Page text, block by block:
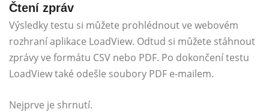
Čtení zpráv
Výsledky testu si můžete prohlédnout ve webovém
rozhraní aplikace LoadView. Odtud si můžete stáhnout
zprávy ve formátu CSV nebo PDF. Po dokončení testu
LoadView také odešle soubory PDF e-mailem.
Nejprve je shrnutí.